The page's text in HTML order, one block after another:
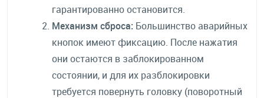
гарантированно остановится.
Механизм сброса: Большинство аварийных
кнопок имеют фиксацию. После нажатия
они остаются в заблокированном
состоянии, и для их разблокировки
требуется повернуть головку (поворотный